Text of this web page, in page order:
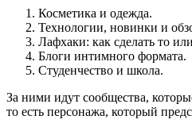
Косметика и одежда.
Технологии, новинки и
Лафхаки: как сделать то
Блоги интимного формата.
Студенчество и школа.
За ними идут сообщества,
то есть персонажа, который